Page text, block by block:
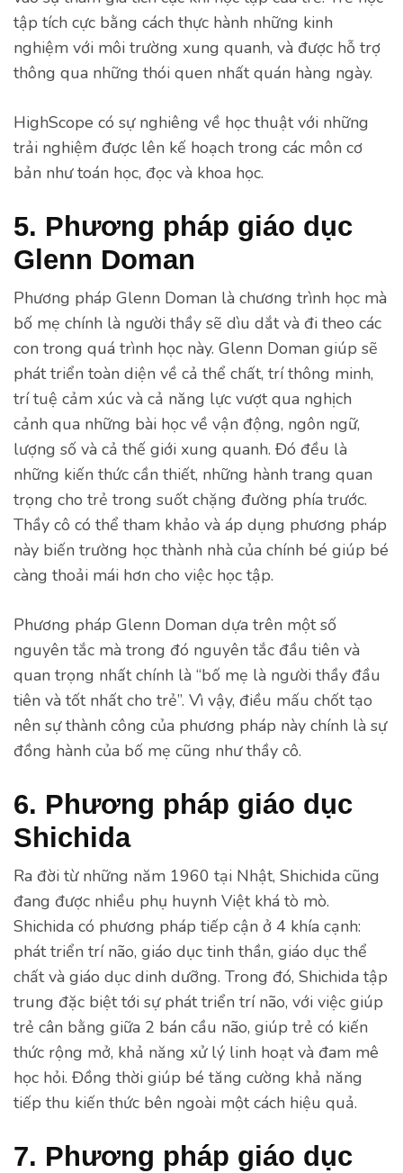
tập tích cực bằng cách thực hành những kinh
nghiệm với môi trường xung quanh, và được hỗ trợ
thông qua những thói quen nhất quán hàng ngày.
HighScope có sự nghiêng về học thuật với những
trải nghiệm được lên kế hoạch trong các môn cơ
bản như toán học, đọc và khoa học.
5. Phương pháp giáo dục
Glenn Doman
Phương pháp Glenn Doman là chương trình học mà
bố mẹ chính là người thầy sẽ dìu dắt và đi theo các
con trong quá trình học này. Glenn Doman giúp sẽ
phát triển toàn diện về cả thể chất, trí thông minh,
trí tuệ cảm xúc và cả năng lực vượt qua nghịch
cảnh qua những bài học về vận động, ngôn ngữ,
lượng số và cả thế giới xung quanh. Đó đều là
những kiến thức cần thiết, những hành trang quan
trọng cho trẻ trong suốt chặng đường phía trước.
Thầy cô có thể tham khảo và áp dụng phương pháp
này biến trường học thành nhà của chính bé giúp bé
càng thoải mái hơn cho việc học tập.
Phương pháp Glenn Doman dựa trên một số
nguyên tắc mà trong đó nguyên tắc đầu tiên và
quan trọng nhất chính là “bố mẹ là người thầy đầu
tiên và tốt nhất cho trẻ”. Vì vậy, điều mấu chốt tạo
nên sự thành công của phương pháp này chính là sự
đồng hành của bố mẹ cũng như thầy cô.
6. Phương pháp giáo dục
Shichida
Ra đời từ những năm 1960 tại Nhật, Shichida cũng
đang được nhiều phụ huynh Việt khá tò mò.
Shichida có phương pháp tiếp cận ở 4 khía cạnh:
phát triển trí não, giáo dục tinh thần, giáo dục thể
chất và giáo dục dinh dưỡng. Trong đó, Shichida tập
trung đặc biệt tới sự phát triển trí não, với việc giúp
trẻ cân bằng giữa 2 bán cầu não, giúp trẻ có kiến
thức rộng mở, khả năng xử lý linh hoạt và đam mê
học hỏi. Đồng thời giúp bé tăng cường khả năng
tiếp thu kiến thức bên ngoài một cách hiệu quả.
7. Phương pháp giáo dục